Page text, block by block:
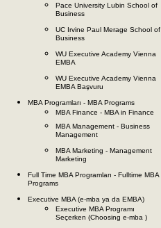
Pace University Lubin School of
Business
UC Irvine Paul Merage School of
Business
WU Executive Academy Vienna
EMBA
WU Executive Academy Vienna
EMBA Başvuru
MBA Programları - MBA Programs
MBA Finance - MBA in Finance
MBA Management - Business
Management
MBA Marketing - Management
Marketing
Full Time MBA Programları - Fulltime MBA
Programs
Executive MBA (e-mba ya da EMBA)
Executive MBA Programı
Seçerken (Choosing e-mba )